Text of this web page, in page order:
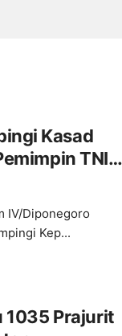
Kasad
TNI
IV/Diponegoro
Kep...